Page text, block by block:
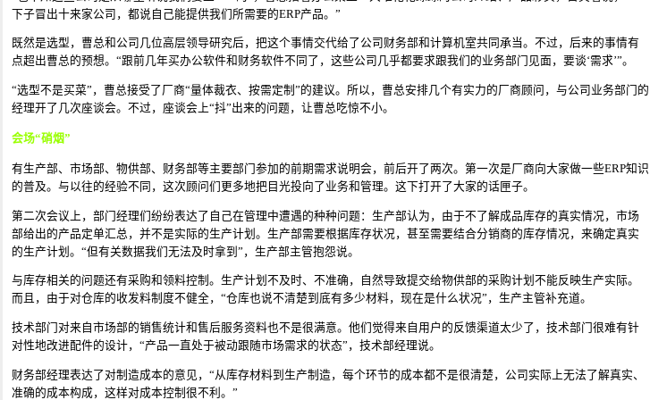
下子冒出十来家公司，都说自己能提供我们所需要的ERP产品。”
既然是选型，曹总和公司几位高层领导研究后，把这个事情交代给了公司财务部和计算机室共同承当。不过，后来的事情有
点超出曹总的预想。“跟前几年买办公软件和财务软件不同了，这些公司几乎都要求跟我们的业务部门见面，要谈‘需求’”。
“选型不是买菜”，曹总接受了厂商“量体裁衣、按需定制”的建议。所以，曹总安排几个有实力的厂商顾问，与公司业务部门的
经理开了几次座谈会。不过，座谈会上“抖”出来的问题，让曹总吃惊不小。
会场“硝烟”
有生产部、市场部、物供部、财务部等主要部门参加的前期需求说明会，前后开了两次。第一次是厂商向大家做一些ERP知识
的普及。与以往的经验不同，这次顾问们更多地把目光投向了业务和管理。这下打开了大家的话匣子。
第二次会议上，部门经理们纷纷表达了自己在管理中遭遇的种种问题：生产部认为，由于不了解成品库存的真实情况，市场
部给出的产品定单汇总，并不是实际的生产计划。生产部需要根据库存状况，甚至需要结合分销商的库存情况，来确定真实
的生产计划。“但有关数据我们无法及时拿到”，生产部主管抱怨说。
与库存相关的问题还有采购和领料控制。生产计划不及时、不准确，自然导致提交给物供部的采购计划不能反映生产实际。
而且，由于对仓库的收发料制度不健全，“仓库也说不清楚到底有多少材料，现在是什么状况”，生产主管补充道。
技术部门对来自市场部的销售统计和售后服务资料也不是很满意。他们觉得来自用户的反馈渠道太少了，技术部门很难有针
对性地改进配件的设计，“产品一直处于被动跟随市场需求的状态”，技术部经理说。
财务部经理表达了对制造成本的意见，“从库存材料到生产制造，每个环节的成本都不是很清楚，公司实际上无法了解真实、
准确的成本构成，这样对成本控制很不利。”